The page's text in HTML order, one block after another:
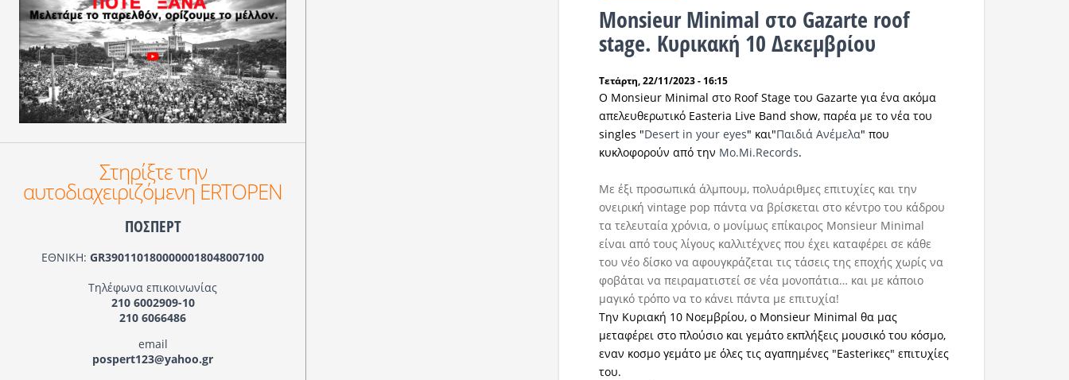
Monsieur Minimal στο Gazarte roof
stage. Κυρικακή 10 Δεκεμβρίου
Τετάρτη, 22/11/2023 - 16:15
Ο Monsieur​ Minimal στο Roof Stage του Gazarte για ένα ακόμα
απελευθερωτικό Easteria Live Band show, παρέα με το νέα του
singles "Desert in your eyes" και"Παιδιά Ανέμελα" που
κυκλοφορούν από την Mo.Mi.Records.
Με έξι προσωπικά άλμπουμ, πολυάριθμες επιτυχίες και την
ονειρική vintage pop πάντα να βρίσκεται στο κέντρο του κάδρου
τα τελευταία χρόνια, ο μονίμως επίκαιρος Monsieur Minimal
είναι από τους λίγους καλλιτέχνες που έχει καταφέρει σε κάθε
του νέο δίσκο να αφουγκράζεται τις τάσεις της εποχής χωρίς να
φοβάται να πειραματιστεί σε νέα μονοπάτια… και με κάποιο
μαγικό τρόπο να το κάνει πάντα με επιτυχία!
Την Κυριακή 10 Νοεμβρίου, ο Monsieur Minimal θα μας
μεταφέρει στο πλούσιο και γεμάτο εκπλήξεις μουσικό του κόσμο,
εναν κοσμο γεμάτο με όλες τις αγαπημένες "Easteriκες" επιτυχίες
του.
Στηρίξτε την
αυτοδιαχειριζόμενη ERTOPEN
ΠΟΣΠΕΡΤ
ΕΘΝΙΚΗ: GR3901101800000018048007100
Τηλέφωνα επικοινωνίας
210 6002909-10
210 6066486
email
pospert123@yahoo.gr